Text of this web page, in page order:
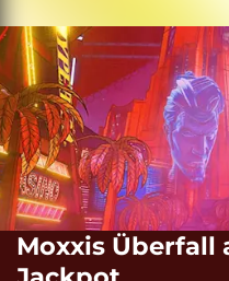
Moxxis Überfall